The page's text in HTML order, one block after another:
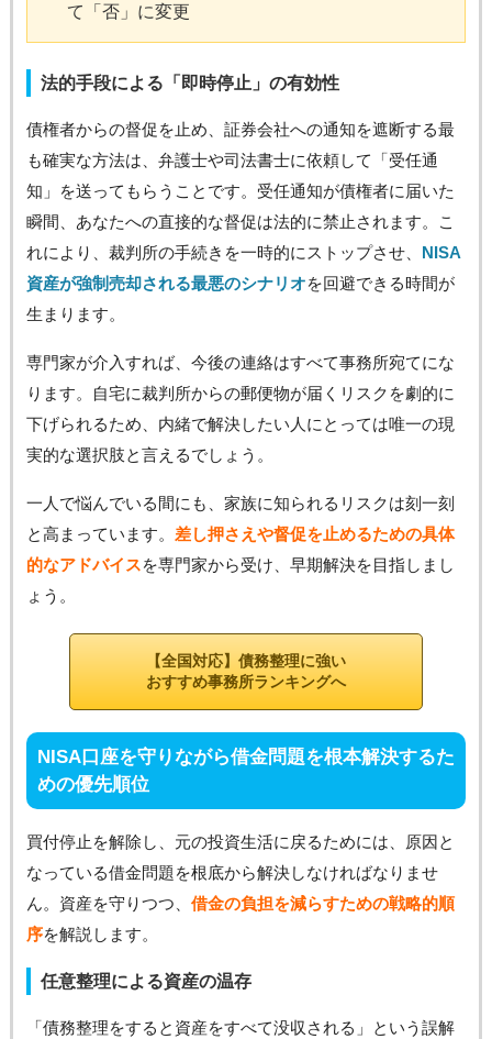
て「否」に変更
法的手段による「即時停止」の有効性
債権者からの督促を止め、証券会社への通知を遮断する最
も確実な方法は、弁護士や司法書士に依頼して「受任通
知」を送ってもらうことです。受任通知が債権者に届いた
瞬間、あなたへの直接的な督促は法的に禁止されます。こ
れにより、裁判所の手続きを一時的にストップさせ、 NISA
資産が強制売却される最悪のシナリオを回避できる時間が
生まります。
専門家が介入すれば、今後の連絡はすべて事務所宛てにな
ります。自宅に裁判所からの郵便物が届くリスクを劇的に
下げられるため、内緒で解決したい人にとっては唯一の現
実的な選択肢と言えるでしょう。
一人で悩んでいる間にも、家族に知られるリスクは刻一刻
と高まっています。 差し押さえや督促を止めるための具体
的なアドバイスを専門家から受け、早期解決を目指しまし
ょう。
【全国対応】債務整理に強い
おすすめ事務所ランキングへ
NISA口座を守りながら借金問題を根本解決するた
めの優先順位
買付停止を解除し、元の投資生活に戻るためには、原因と
なっている借金問題を根底から解決しなければなりませ
ん。資産を守りつつ、 借金の負担を減らすための戦略的順
序を解説します。
任意整理による資産の温存
「債務整理をすると資産をすべて没収される」という誤解